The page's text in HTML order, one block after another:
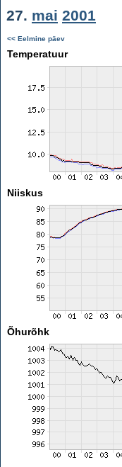
27. mai 2001
<< Eelmine päev
Temperatuur
Niiskus
Õhurõhk